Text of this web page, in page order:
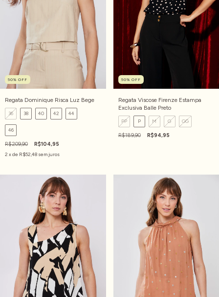
50% OFF
Regata Dominique Risca Luz Bege
36 38 40 42 44
46
R$209,90
R$104,95
2 x de R$52,48 sem juros
50% OFF
Regata Viscose Firenze Estampa
Exclusiva Balle Preto
PP P M G GG
R$189,90 R$94,95